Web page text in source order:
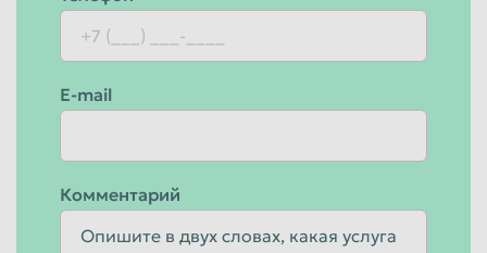
E-mail
Комментарий